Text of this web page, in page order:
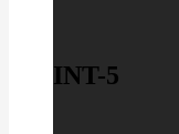
INT-5